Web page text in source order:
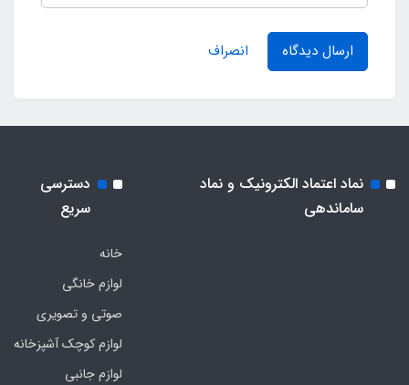
ارسال دیدگاه انصراف
نماد اعتماد الکترونیک و نماد
ساماندهی
دسترسی
سریع
خانه
لوازم خانگی
صوتی و تصویری
لوازم کوچک آشپزخانه
لوازم جانبی